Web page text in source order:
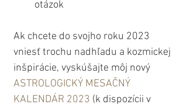
otázok
Ak chcete do svojho roku 2023
vniesť trochu nadhľadu a kozmickej
inšpirácie, vyskúšajte môj nový
ASTROLOGICKÝ MESAČNÝ
KALENDÁR 2023 (k dispozícii v